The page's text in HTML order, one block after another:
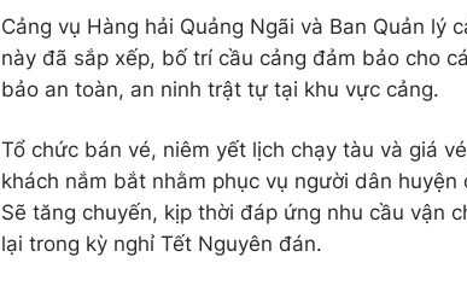
Cảng vụ Hàng hải Quảng Ngãi và Ban Quản lý
này đã sắp xếp, bố trí cầu cảng đảm bảo cho
bảo an toàn, an ninh trật tự tại khu vực cảng.
Tổ chức bán vé, niêm yết lịch chạy tàu và giá
khách nắm bắt nhằm phục vụ người dân
Sẽ tăng chuyến, kịp thời đáp ứng nhu cầu vận
lại trong kỳ nghỉ Tết Nguyên đán.